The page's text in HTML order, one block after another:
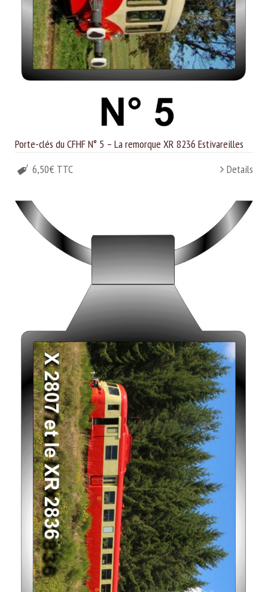
Porte-clés du CFHF N° 5 – La remorque XR 8236 Estivareilles
6,50€ TTC
Details